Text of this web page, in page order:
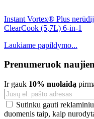
Instant Vortex® Plus
ClearCook (5,7L) 6-in-1
Laukiame papildymo...
Prenumeruok
Ir gauk 10% nuolaidą
Sutinku gauti
duomenis taip, kaip